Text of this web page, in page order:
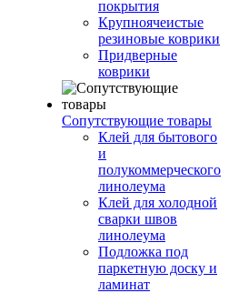
покрытия
Крупноячеистые
резиновые коврики
Придверные
коврики
Сопутствующие товары
Клей для бытового
и
полукоммерческого
линолеума
Клей для холодной
сварки швов
линолеума
Подложка под
паркетную доску и
ламинат